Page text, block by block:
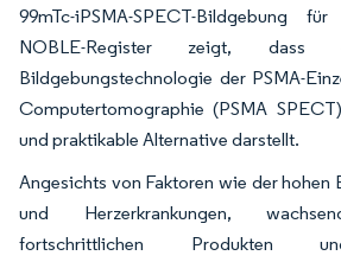
99mTc-iPSMA-SPECT-Bildgebung
NOBLE-Register zeigt, dass
Bildgebungstechnologie der PSMA-
Computertomographie (PSMA
und praktikable Alternative darstellt.
Angesichts von Faktoren wie der hohen
und Herzerkrankungen,
fortschrittlichen Produkten